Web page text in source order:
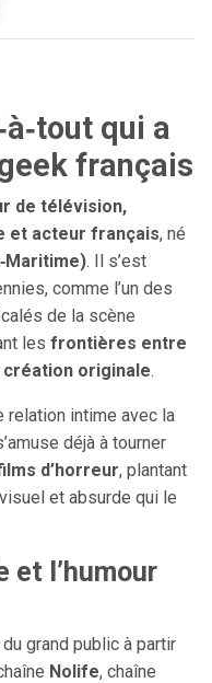
qui a
français
de télévision,
et acteur français, né
. Il s’est
comme l’un des
de la scène
les frontières entre
création originale.
relation intime avec la
déjà à tourner
d’horreur, plantant
et absurde qui le
et l’humour
grand public à partir
Nolife, chaîne